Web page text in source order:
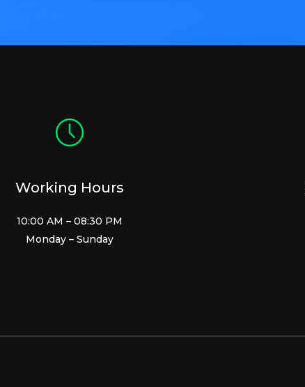
Working Hours
10:00 AM – 08:30 PM
Monday – Sunday